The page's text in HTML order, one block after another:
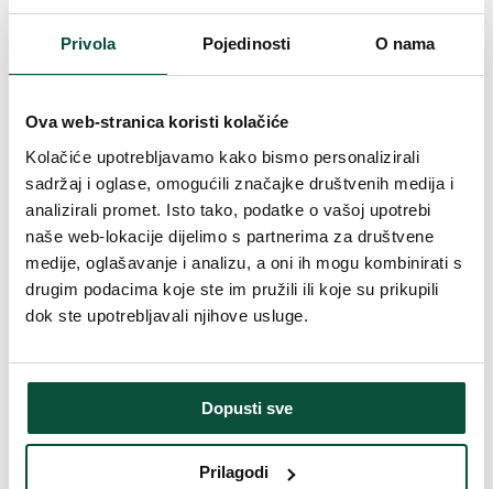
Privola Pojedinosti O nama
Ova web-stranica koristi kolačiće
Kolačiće upotrebljavamo kako bismo personalizirali
sadržaj i oglase, omogućili značajke društvenih medija i
analizirali promet. Isto tako, podatke o vašoj upotrebi
naše web-lokacije dijelimo s partnerima za društvene
medije, oglašavanje i analizu, a oni ih mogu kombinirati s
drugim podacima koje ste im pružili ili koje su prikupili
dok ste upotrebljavali njihove usluge.
Dopusti sve
Prilagodi
grančicama kako bi se postigao savršeno gust izgled
izrađena od visokokvalitetnih PE i PVC materijala
jednostavno rukovanje – lako ga možete rasklopiti i vratiti u
kutiju
čvrsta željezna konstrukcija
metalno postolje
Parametri proizvoda
Vrijeme isporuke 4 dana
Ukupan broj grančica 1782
Visina (sa postoljem) 180 cm
1080
116 cm